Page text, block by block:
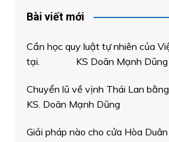
Bài viết mới
Cần học quy luật tự nhiên của
tại. KS Doãn Mạnh Dũng
Chuyển lũ về vịnh Thái Lan
KS. Doãn Mạnh Dũng
Giải pháp nào cho cửa Hòa